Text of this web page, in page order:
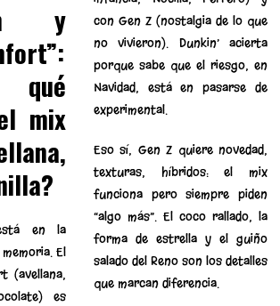
y
mix
en la
El
(avellana,
es
con Gen Z (nostalgia de lo que
no vivieron). Dunkin’ acierta
porque sabe que el riesgo, en
Navidad, está en pasarse de
experimental.
Eso sí, Gen Z quiere novedad,
texturas, híbridos: el mix
funciona pero siempre piden
“algo más”. El coco rallado, la
forma de estrella y el guiño
salado del Reno son los detalles
que marcan diferencia.